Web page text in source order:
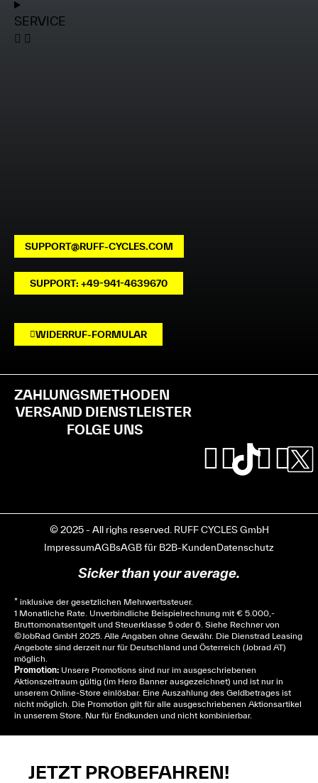
SERVICE
SUPPORT@RUFF-CYCLES.COM
SUPPORT: +49-941-4639670
WIDERRUF-FORMULAR
ZAHLUNGSMETHODEN
VERSAND DIENSTLEISTER
FOLGE UNS
© 2025 - All righs reserved. RUFF CYCLES GmbH
ImpressumAGBsAGB für B2B-KundenDatenschutz
Sicker than your average.
* inklusive der gesetzlichen Mehrwertssteuer.
1 Monatliche Rate. Unverbindliche Beispielrechnung mit € 5.000,-
Bruttomonatsentgelt und Steuerklasse 5 oder 6. Siehe Rechner von
© JobRad GmbH 2025. Alle Angaben ohne Gewähr. Die Dienstrad Leasing
Angebote sind derzeit nur für Deutschland und Österreich (Jobrad AT)
möglich.
Promotion: Unsere Promotions sind nur im ausgeschriebenen
Aktionszeitraum gültig (im Hero Banner ausgezeichnet) und ist nur in
unserem Online-Store einlösbar. Eine Auszahlung des Geldbetrages ist
nicht möglich. Die Promotion gilt für alle ausgeschriebenen Aktionsartikel
in unserem Store. Nur für Endkunden und nicht kombinierbar.
JETZT PROBEFAHREN!